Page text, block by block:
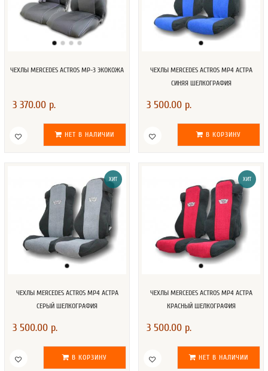
ЧЕХЛЫ MERCEDES ACTROS MP-3 ЭКОКОЖА
3 370.00 р.
НЕТ В НАЛИЧИИ
ЧЕХЛЫ MERCEDES AСTROS MP4 АСТРА
СИНЯЯ ШЕЛКОГРАФИЯ
3 500.00 р.
В КОРЗИНУ
ХИТ
ЧЕХЛЫ MERCEDES AСTROS MP4 АСТРА
СЕРЫЙ ШЕЛКОГРАФИЯ
3 500.00 р.
В КОРЗИНУ
ХИТ
ЧЕХЛЫ MERCEDES AСTROS MP4 АСТРА
КРАСНЫЙ ШЕЛКОГРАФИЯ
3 500.00 р.
НЕТ В НАЛИЧИИ